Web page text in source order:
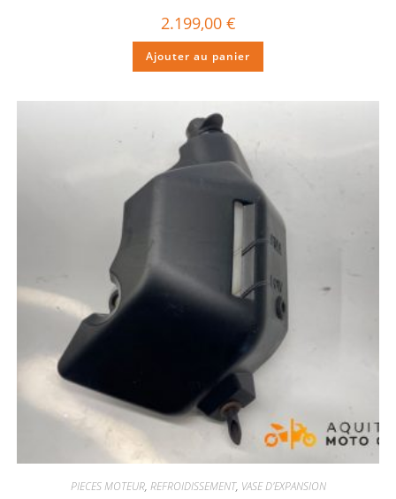
2.199,00 €
Ajouter au panier
PIECES MOTEUR, REFROIDISSEMENT, VASE D'EXPANSION